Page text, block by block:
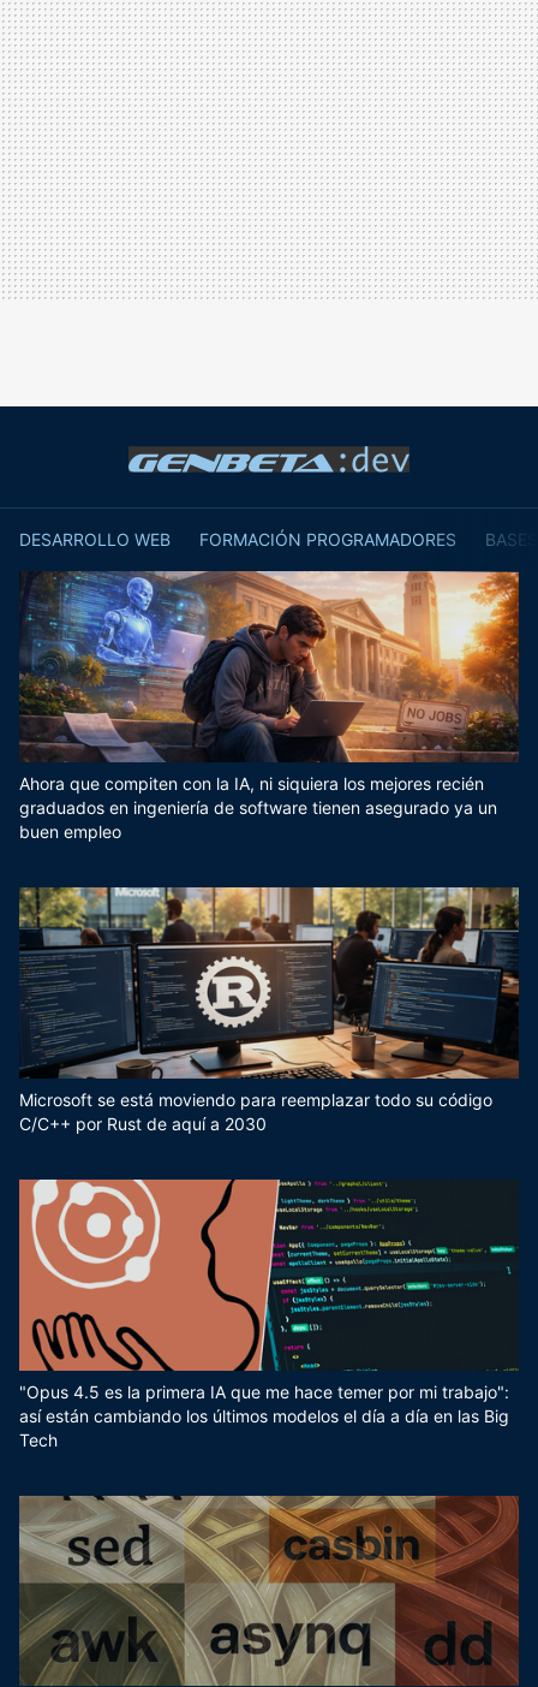
DESARROLLO WEB FORMACIÓN PROGRAMADORES
Ahora que compiten con la IA, ni siquiera los mejores recién
graduados en ingeniería de software tienen asegurado ya un
buen empleo
Microsoft se está moviendo para reemplazar todo su código
C/C++ por Rust de aquí a 2030
"Opus 4.5 es la primera IA que me hace temer por mi trabajo":
así están cambiando los últimos modelos el día a día en las Big
Tech